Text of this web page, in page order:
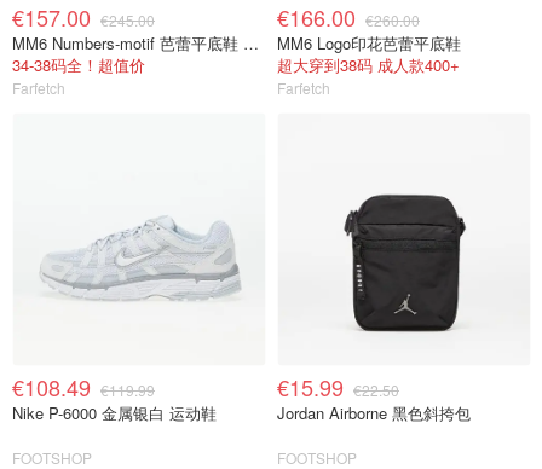
€157.00 €245.00
MM6 Numbers-motif 芭蕾平底鞋 大童
34-38码全！超值价
Farfetch
€166.00 €260.00
MM6 Logo印花芭蕾平底鞋
超大穿到38码 成人款400+
Farfetch
€108.49 €119.99
Nike P-6000 金属银白 运动鞋
FOOTSHOP
€15.99 €22.50
Jordan Airborne 黑色斜挎包
FOOTSHOP